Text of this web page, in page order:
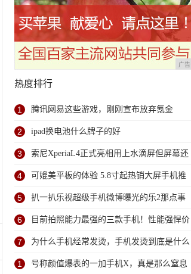
广告
热度排行
1 腾讯网易这些游戏，刚刚宣布放弃氪金
2 ipad换电池什么牌子的好
3 索尼XperiaL4正式亮相用上水滴屏但屏幕还
是那个味
4 可媲美平板的体验 5.8寸起热销大屏手机推
荐
5 扒一扒乐视超级手机微博曝光的乐2那点事
6 目前拍照能力最强的三款手机！性能强悍价
格实惠，过年用很有面子
7 为什么手机经常发烫，手机发烫到底是什么
原因？
1 号称颜值爆表的一加手机X，真是那么窒息